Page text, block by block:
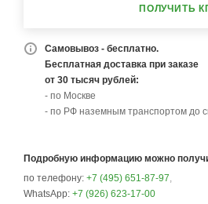
ПОЛУЧИТЬ
Самовывоз - бесплатно.
Бесплатная доставка при заказе
от 30 тысяч рублей:
- по Москве
- по РФ наземным транспортом до
Подробную информацию можно
по телефону: +7 (495) 651-87-97,
WhatsApp: +7 (926) 623-17-00